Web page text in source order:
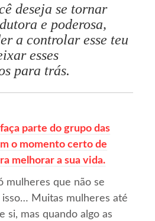
deseja se tornar
e poderosa,
a controlar esse teu
esses
para trás.
parte do grupo das
o momento certo de
melhorar a sua vida.
mulheres que não se
Muitas mulheres até
si, mas quando algo as